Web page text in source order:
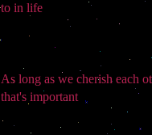
to in life
As long as we cherish each
that's important